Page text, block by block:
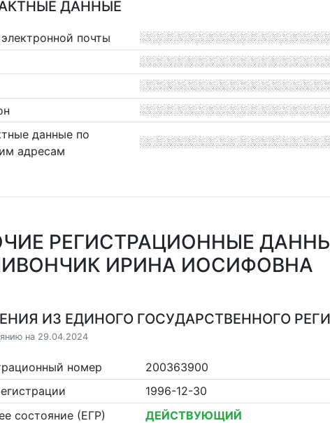
ДАННЫЕ
почты
данные по
адресам
РЕГИСТРАЦИОННЫЕ
ИРИНА ИОСИФОВНА
ИЗ ЕДИНОГО ГОСУДАРСТВЕННОГО
на 29.04.2024
номер
200363900
1996-12-30
состояние (ЕГР)
ДЕЙСТВУЮЩИЙ